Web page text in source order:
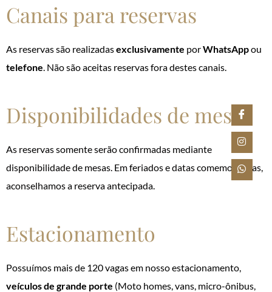
Canais para reservas
As reservas são realizadasexclusivamente porWhatsAppou
telefone. Não são aceitas reservas fora destes canais.
Disponibilidades de mesas
As reservas somente serão confirmadas mediante
disponibilidade de mesas. Em feriados e datas comemorativas,
aconselhamos a reserva antecipada.
Estacionamento
Possuímos mais de 120 vagas em nosso estacionamento,
veículos de grande porte (Moto homes, vans, micro-ônibus,